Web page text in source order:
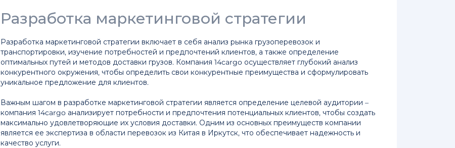
Разработка маркетинговой стратегии
Разработка маркетинговой стратегии включает в себя анализ рынка грузоперевозок и
транспортировки, изучение потребностей и предпочтений клиентов, а также определение
оптимальных путей и методов доставки грузов. Компания 14cargo осуществляет глубокий анализ
конкурентного окружения, чтобы определить свои конкурентные преимущества и сформулировать
уникальное предложение для клиентов.
Важным шагом в разработке маркетинговой стратегии является определение целевой аудитории –
компания 14cargo анализирует потребности и предпочтения потенциальных клиентов, чтобы создать
максимально удовлетворяющие их условия доставки. Одним из основных преимуществ компании
является ее экспертиза в области перевозок из Китая в Иркутск, что обеспечивает надежность и
качество услуги.